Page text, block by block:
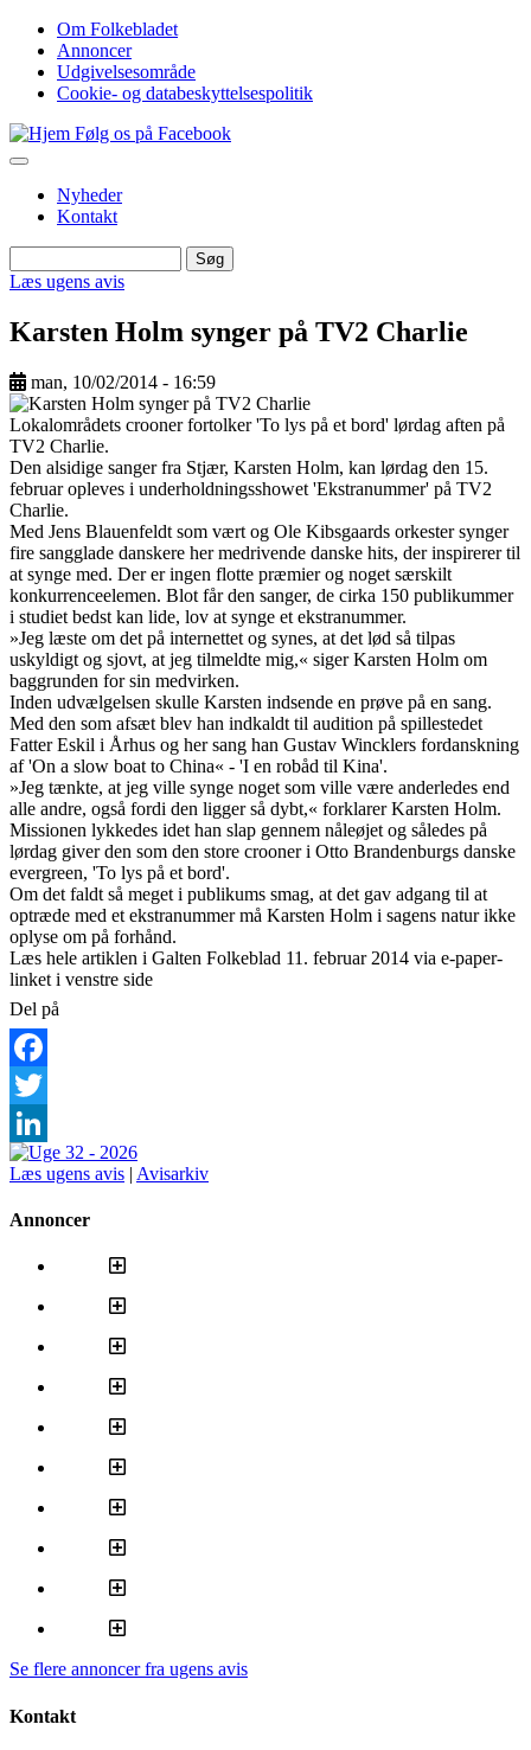
hovedindhold
Top
navigation
Om Folkebladet
Annoncer
Udgivelsesområde
Cookie- og databeskyttelsespolitik
Følg os på Facebook
Nyheder
Kontakt
Søg
Læs ugens avis
Karsten Holm synger på TV2 Charlie
man, 10/02/2014 - 16:59
Image
Lokalområdets crooner fortolker 'To lys på et bord' lørdag aften på
TV2 Charlie.
Den alsidige sanger fra Stjær, Karsten Holm, kan lørdag den 15.
februar opleves i underholdningsshowet 'Ekstranummer' på TV2
Charlie.
Med Jens Blauenfeldt som vært og Ole Kibsgaards orkester synger
fire sangglade danskere her medrivende danske hits, der inspirerer til
at synge med. Der er ingen flotte præmier og noget særskilt
konkurrenceelemen. Blot får den sanger, de cirka 150 publikummer
i studiet bedst kan lide, lov at synge et ekstranummer.
»Jeg læste om det på internettet og synes, at det lød så tilpas
uskyldigt og sjovt, at jeg tilmeldte mig,« siger Karsten Holm om
baggrunden for sin medvirken.
Inden udvælgelsen skulle Karsten indsende en prøve på en sang.
Med den som afsæt blev han indkaldt til audition på spillestedet
Fatter Eskil i Århus og her sang han Gustav Wincklers fordanskning
af 'On a slow boat to China« - 'I en robåd til Kina'.
»Jeg tænkte, at jeg ville synge noget som ville være anderledes end
alle andre, også fordi den ligger så dybt,« forklarer Karsten Holm.
Missionen lykkedes idet han slap gennem nåleøjet og således på
lørdag giver den som den store crooner i Otto Brandenburgs danske
evergreen, 'To lys på et bord'.
Om det faldt så meget i publikums smag, at det gav adgang til at
optræde med et ekstranummer må Karsten Holm i sagens natur ikke
oplyse om på forhånd.
Læs hele artiklen i Galten Folkeblad 11. februar 2014 via e-paper-
linket i venstre side
Del på
Facebook
Twitter
LinkedIn
Læs ugens avis | Avisarkiv
Annoncer
Se flere annoncer fra ugens avis
Kontakt